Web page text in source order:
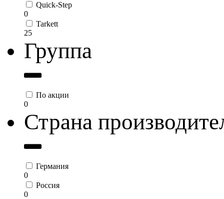
Quick-Step
0
Tarkett
25
Группа
По акции
0
Страна
Германия
0
Россия
0